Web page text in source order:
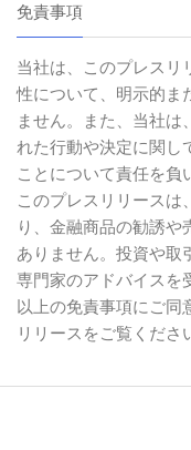
免責事項
当社は、このプレスリ
性について、明示的ま
ません。また、当社は
れた行動や決定に関し
ことについて責任を負
このプレスリリースは
り、金融商品の勧誘や
ありません。投資や取
専門家のアドバイスを
以上の免責事項にご同
リリースをご覧くださ